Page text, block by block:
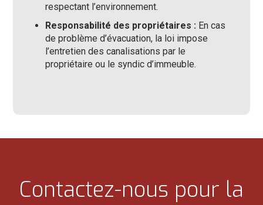
respectant l’environnement.
Responsabilité des propriétaires : En cas
de problème d’évacuation, la loi impose
l’entretien des canalisations par le
propriétaire ou le syndic d’immeuble.
Contactez-nous pour la